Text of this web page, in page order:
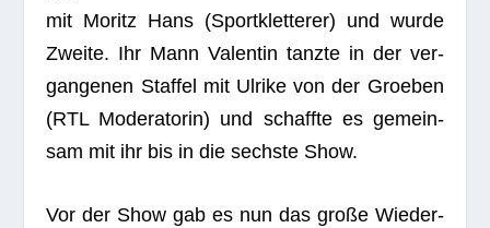
mit Moritz Hans (Sport­klet­te­rer) und wurde
Zweite. Ihr Mann Valen­tin tanzte in der ver­
gan­ge­nen Staf­fel mit Ulrike von der Groe­ben
(RTL Mode­ra­to­rin) und schaffte es gemein­
sam mit ihr bis in die sechste Show.
Vor der Show gab es nun das große Wie­der­